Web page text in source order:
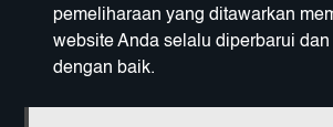
pemeliharaan yang ditawarkan
website Anda selalu diperbarui dan
dengan baik.